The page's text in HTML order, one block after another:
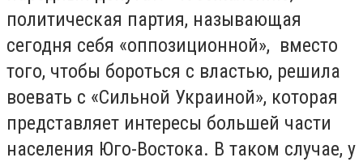
политическая партия, называющая
сегодня себя «оппозиционной», вместо
того, чтобы бороться с властью, решила
воевать с «Сильной Украиной», которая
представляет интересы большей части
населения Юго-Востока. В таком случае, у